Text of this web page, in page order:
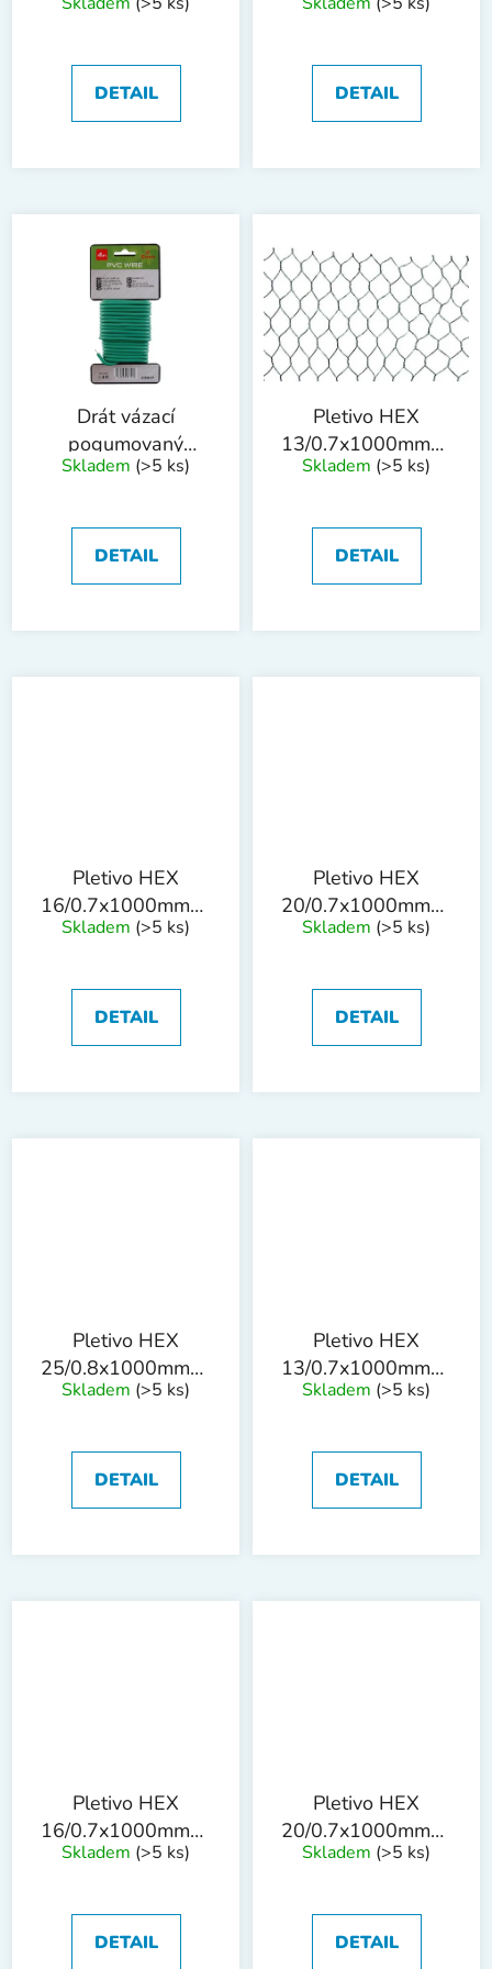
3mmx8m
DETAIL
4mmx6m
DETAIL
Drát vázací
pogumovaný
5mmx4m
Skladem (>5 ks)
DETAIL
Pletivo HEX
13/0.7x1000mmx50m
ZN
Skladem (>5 ks)
DETAIL
Pletivo HEX
16/0.7x1000mmx50m
ZN
Skladem (>5 ks)
DETAIL
Pletivo HEX
20/0.7x1000mmx50m
ZN
Skladem (>5 ks)
DETAIL
Pletivo HEX
25/0.8x1000mmx50m
ZN
Skladem (>5 ks)
DETAIL
Pletivo HEX
13/0.7x1000mmx50m
ZN drát
Skladem (>5 ks)
DETAIL
Pletivo HEX
16/0.7x1000mmx50m
ZN drát
Skladem (>5 ks)
DETAIL
Pletivo HEX
20/0.7x1000mmx50m
ZN drát
Skladem (>5 ks)
DETAIL